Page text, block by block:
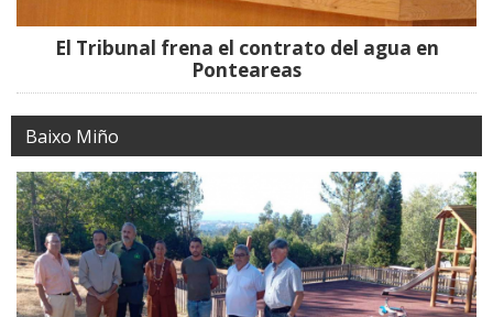
El Tribunal frena el contrato del agua en
Ponteareas
Baixo Miño